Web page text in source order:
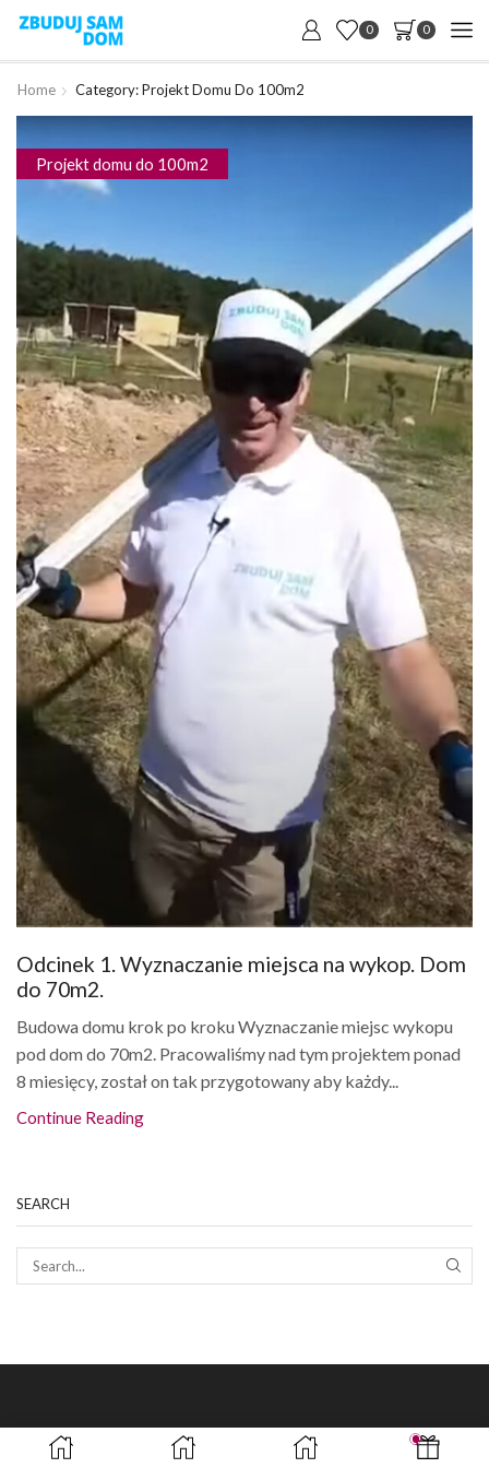
0 0
Home Category: Projekt Domu Do 100m2
Projekt domu do 100m2
Odcinek 1. Wyznaczanie miejsca na wykop. Dom
do 70m2.
Budowa domu krok po kroku Wyznaczanie miejsc wykopu
pod dom do 70m2. Pracowaliśmy nad tym projektem ponad
8 miesięcy, został on tak przygotowany aby każdy...
Continue Reading
SEARCH